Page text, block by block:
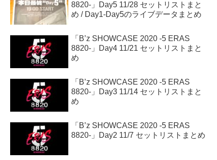
8820-」Day5 11/28 セットリストまと
め / Day1-Day5のライブデータまとめ
「B’z SHOWCASE 2020 -5 ERAS
8820-」Day4 11/21 セットリストまと
め
「B’z SHOWCASE 2020 -5 ERAS
8820-」Day3 11/14 セットリストまと
め
「B’z SHOWCASE 2020 -5 ERAS
8820-」Day2 11/7 セットリストまとめ